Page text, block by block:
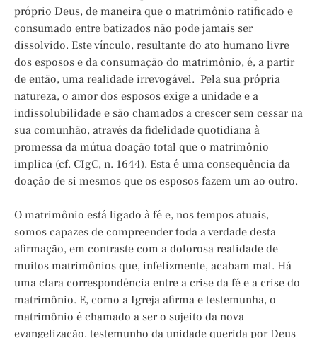
próprio Deus, de maneira que o matrimônio ratificado e
consumado entre batizados não pode jamais ser
dissolvido. Este vínculo, resultante do ato humano livre
dos esposos e da consumação do matrimônio, é, a partir
de então, uma realidade irrevogável. Pela sua própria
natureza, o amor dos esposos exige a unidade e a
indissolubilidade e são chamados a crescer sem cessar na
sua comunhão, através da fidelidade quotidiana à
promessa da mútua doação total que o matrimônio
implica (cf. CIgC, n. 1644). Esta é uma consequência da
doação de si mesmos que os esposos fazem um ao outro.
O matrimônio está ligado à fé e, nos tempos atuais,
somos capazes de compreender toda a verdade desta
afirmação, em contraste com a dolorosa realidade de
muitos matrimônios que, infelizmente, acabam mal. Há
uma clara correspondência entre a crise da fé e a crise do
matrimônio. E, como a Igreja afirma e testemunha, o
matrimônio é chamado a ser o sujeito da nova
evangelização, testemunho da unidade querida por Deus